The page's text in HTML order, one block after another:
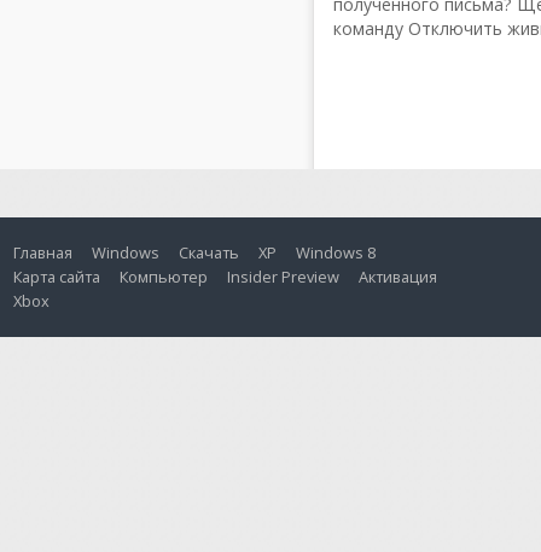
команду Отключить
Главная Windows Скачать XP
Windows 8
Карта сайта
Компьютер Insider Preview
Активация
Xbox